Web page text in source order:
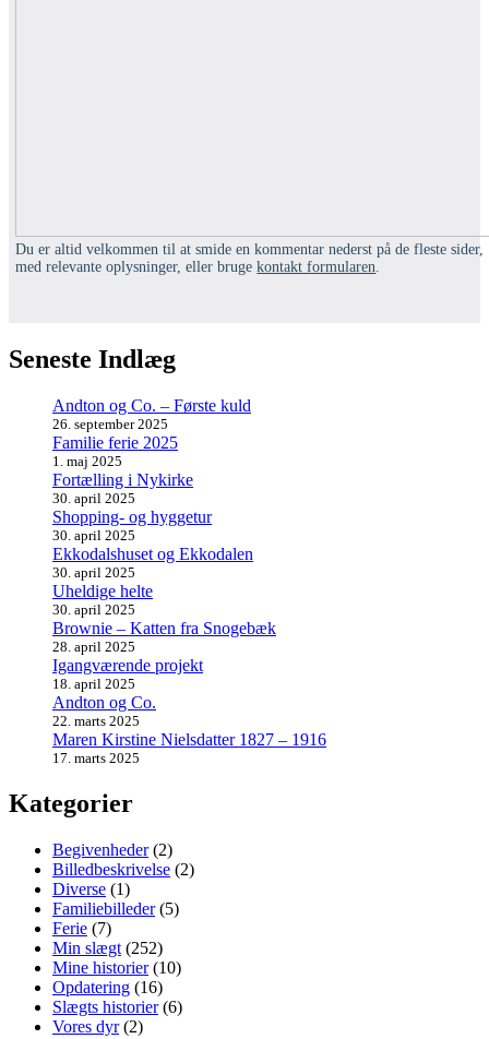
Du er altid velkommen til at smide en kommentar nederst på de fleste sider,
med relevante oplysninger, eller brugekontakt formularen.
Seneste Indlæg
Andton og Co. – Første kuld
26. september 2025
Familie ferie 2025
1. maj 2025
Fortælling i Nykirke
30. april 2025
Shopping- og hyggetur
30. april 2025
Ekkodalshuset og Ekkodalen
30. april 2025
Uheldige helte
30. april 2025
Brownie – Katten fra Snogebæk
28. april 2025
Igangværende projekt
18. april 2025
Andton og Co.
22. marts 2025
Maren Kirstine Nielsdatter 1827 – 1916
17. marts 2025
Kategorier
Begivenheder(2)
Billedbeskrivelse (2)
Diverse (1)
Familiebilleder(5)
Ferie (7)
Min slægt (252)
Mine historier(10)
Opdatering (16)
Slægts historier(6)
Vores dyr(2)